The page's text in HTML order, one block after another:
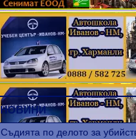
НОВИНИ
Съдията по делото за